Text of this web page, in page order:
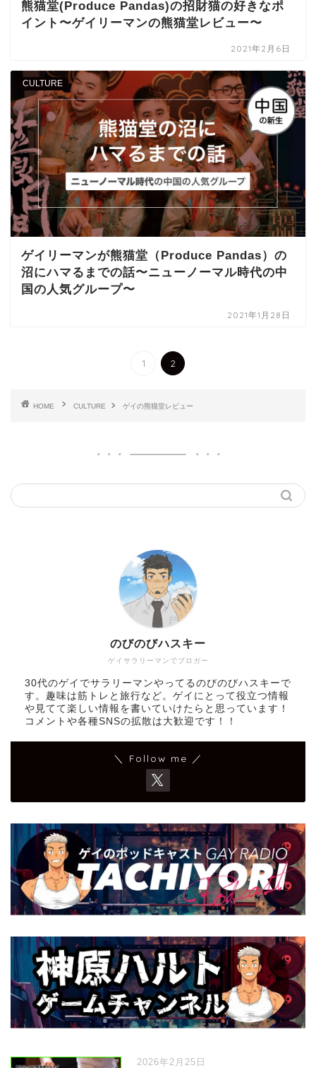
熊猫堂(Produce Pandas)の招財猫の好きなポ
イント〜ゲイリーマンの熊猫堂レビュー〜
2021年2月6日
CULTURE
ゲイリーマンが熊猫堂（Produce Pandas）の
沼にハマるまでの話〜ニューノーマル時代の中
国の人気グループ〜
2021年1月28日
1 2
HOME CULTURE ゲイの熊猫堂レビュー
ゲイサラリーマンでブロガー
のびのびハスキー
30代のゲイでサラリーマンやってるのびのびハスキーで
す。趣味は筋トレと旅行など。ゲイにとって役立つ情報
や見てて楽しい情報を書いていけたらと思っています！
コメントや各種SNSの拡散は大歓迎です！！
＼ Follow me ／
2026年2月25日